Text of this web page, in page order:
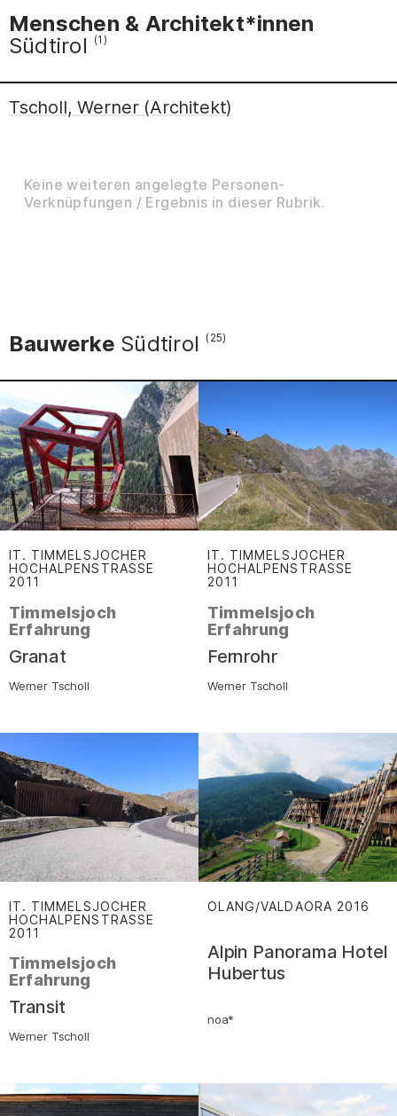
Menschen & Architekt*innen
Südtirol
(1)
Tscholl, Werner (Architekt)
Keine weiteren angelegte Personen-
Verknüpfungen / Ergebnis in dieser Rubrik.
Bauwerke Südtirol (25)
IT. TIMMELSJOCHER
HOCHALPENSTRASSE
2011
Timmelsjoch
Erfahrung
–
Granat
Werner Tscholl
IT. TIMMELSJOCHER
HOCHALPENSTRASSE
2011
Timmelsjoch
Erfahrung
–
Fernrohr
Werner Tscholl
IT. TIMMELSJOCHER
HOCHALPENSTRASSE
2011
Timmelsjoch
Erfahrung
–
Transit
Werner Tscholl
OLANG/VALDAORA 2016
Alpin Panorama Hotel
Hubertus
noa*